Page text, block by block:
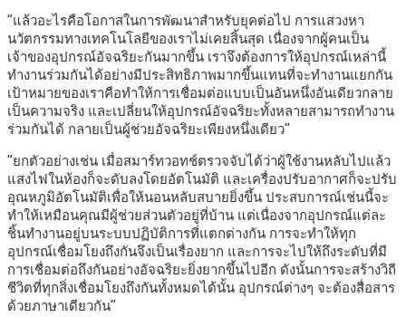
“แล้วอะไรคือโอกาสในการพัฒนาสำหรับยุคต่อไป การแสวงหา
นวัตกรรมทางเทคโนโลยีของเราไม่เคยสิ้นสุด เนื่องจากผู้คนเป็น
เจ้าของอุปกรณ์อัจฉริยะกันมากขึ้น เราจึงต้องการให้อุปกรณ์เหล่านี้
ทำงานร่วมกันได้อย่างมีประสิทธิภาพมากขึ้นแทนที่จะทำงานแยกกัน
เป้าหมายของเราคือทำให้การเชื่อมต่อแบบเป็นอันหนึ่งอันเดียวกลาย
เป็นความจริง และเปลี่ยนให้อุปกรณ์อัจฉริยะทั้งหลายสามารถทำงาน
ร่วมกันได้ กลายเป็นผู้ช่วยอัจฉริยะเพียงหนึ่งเดียว”
“ยกตัวอย่างเช่น เมื่อสมาร์ทวอทช์ตรวจจับได้ว่าผู้ใช้งานหลับไปแล้ว
แสงไฟในห้องก็จะดับลงโดยอัตโนมัติ และเครื่องปรับอากาศก็จะปรับ
อุณหภูมิอัตโนมัติเพื่อให้นอนหลับสบายยิ่งขึ้น ประสบการณ์เช่นนี้จะ
ทำให้เหมือนคุณมีผู้ช่วยส่วนตัวอยู่ที่บ้าน แต่เนื่องจากอุปกรณ์แต่ละ
ชิ้นทำงานอยู่บนระบบปฏิบัติการที่แตกต่างกัน การจะทำให้ทุก
อุปกรณ์เชื่อมโยงถึงกันจึงเป็นเรื่องยาก และการจะไปให้ถึงระดับที่มี
การเชื่อมต่อถึงกันอย่างอัจฉริยะยิ่งยากขึ้นไปอีก ดังนั้นการจะสร้างวิถี
ชีวิตที่ทุกสิ่งเชื่อมโยงถึงกันทั้งหมดได้นั้น อุปกรณ์ต่างๆ จะต้องสื่อสาร
ด้วยภาษาเดียวกัน”